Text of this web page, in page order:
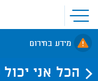
פתיחת
תפריט
אתר
מידע בחירום
הכל אני